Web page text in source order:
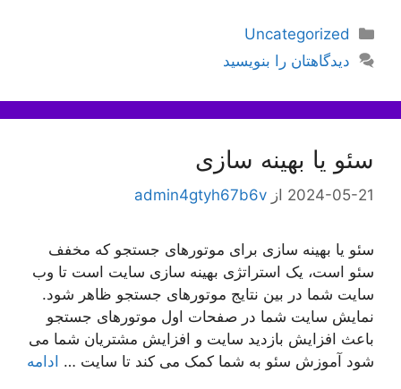
دسته‌ها
Uncategorized
دیدگاهتان را بنویسید
سئو یا بهینه سازی
2024-05-21 از admin4gtyh67b6v
سئو یا بهینه سازی برای موتورهای جستجو که مخفف
سئو است، یک استراتژی بهینه سازی سایت است تا وب
سایت شما در بین نتایج موتورهای جستجو ظاهر شود.
نمایش سایت شما در صفحات اول موتورهای جستجو
باعث افزایش بازدید سایت و افزایش مشتریان شما می
شود آموزش سئو به شما کمک می کند تا سایت … ادامه